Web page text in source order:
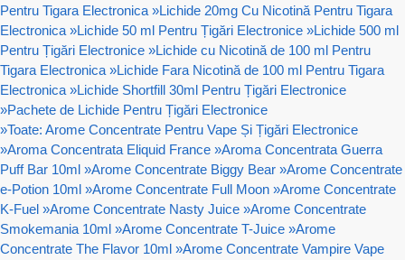
Pentru Tigara Electronica »Lichide 20mg Cu Nicotină Pentru Tigara
Electronica »Lichide 50 ml Pentru Țigări Electronice »Lichide 500 ml
Pentru Țigări Electronice »Lichide cu Nicotină de 100 ml Pentru
Tigara Electronica »Lichide Fara Nicotină de 100 ml Pentru Tigara
Electronica »Lichide Shortfill 30ml Pentru Țigări Electronice
»Pachete de Lichide Pentru Țigări Electronice
»Toate: Arome Concentrate Pentru Vape Și Țigări Electronice
»Aroma Concentrata Eliquid France »Aroma Concentrata Guerra
Puff Bar 10ml »Arome Concentrate Biggy Bear »Arome Concentrate
e-Potion 10ml »Arome Concentrate Full Moon »Arome Concentrate
K-Fuel »Arome Concentrate Nasty Juice »Arome Concentrate
Smokemania 10ml »Arome Concentrate T-Juice »Arome
Concentrate The Flavor 10ml »Arome Concentrate Vampire Vape